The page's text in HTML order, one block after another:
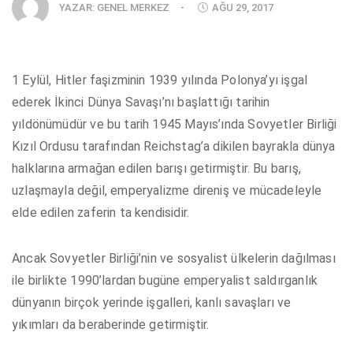
YAZAR: GENEL MERKEZ - AĞU 29, 2017
1 Eylül, Hitler faşizminin 1939 yılında Polonya’yı işgal
ederek İkinci Dünya Savaşı’nı başlattığı tarihin
yıldönümüdür ve bu tarih 1945 Mayıs’ında Sovyetler Birliği
Kızıl Ordusu tarafından Reichstag’a dikilen bayrakla dünya
halklarına armağan edilen barışı getirmiştir. Bu barış,
uzlaşmayla değil, emperyalizme direniş ve mücadeleyle
elde edilen zaferin ta kendisidir.
Ancak Sovyetler Birliği’nin ve sosyalist ülkelerin dağılması
ile birlikte 1990’lardan bugüne emperyalist saldırganlık
dünyanın birçok yerinde işgalleri, kanlı savaşları ve
yıkımları da beraberinde getirmiştir.